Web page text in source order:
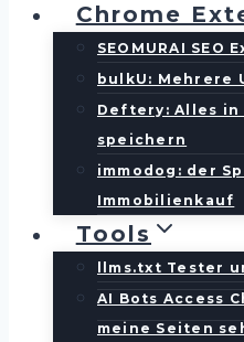
Chrome
SEOMURAI SEO
bulkU: Mehrere
Deftery: Alles in
speichern
immodog: der
Immobilienkauf
Tools
llms.txt Tester
AI Bots Access
meine Seiten